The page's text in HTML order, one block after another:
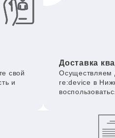
свой
и
Доставка
Осуществляем
re:device в